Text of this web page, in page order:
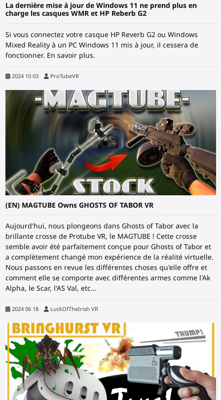
La dernière mise à jour de Windows 11 ne prend plus en
charge les casques WMR et HP Reberb G2
Si vous connectez votre casque HP Reverb G2 ou Windows
Mixed Reality à un PC Windows 11 mis à jour, il cessera de
fonctionner. En savoir plus.
2024 10 03 ProTubeVR
(EN) MAGTUBE Owns GHOSTS OF TABOR VR
Aujourd'hui, nous plongeons dans Ghosts of Tabor avec la
brillante crosse de Protube VR, le MAGTUBE ! Cette crosse
semble avoir été parfaitement conçue pour Ghosts of Tabor et
a complètement changé mon expérience de la réalité virtuelle.
Nous passons en revue les différentes choses qu'elle offre et
comment elle se comporte avec différentes armes comme l'Ak
Alpha, le Scar, l'AS Val, etc...
2024 06 18 LuckOfTheIrish VR